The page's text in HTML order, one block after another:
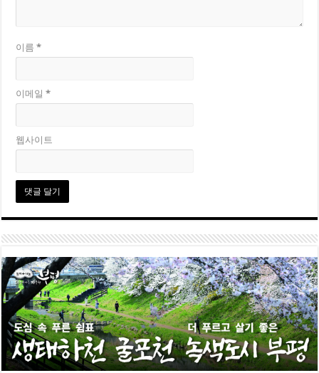
이름*
이메일*
웹사이트